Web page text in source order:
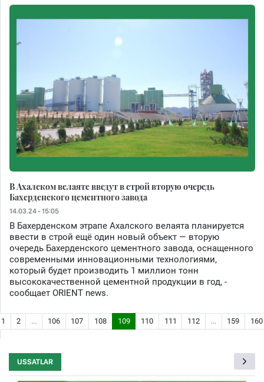
В Ахалском велаяте введут в строй вторую очередь
Бахерденского цементного завода
14.03.24 - 15:05
В Бахерденском этрапе Ахалского велаята планируется
ввести в строй ещё один новый объект — вторую
очередь Бахерденского цементного завода, оснащенного
современными инновационными технологиями,
который будет производить 1 миллион тонн
высококачественной цементной продукции в год, -
сообщает ORIENT news.
1 2 ... 106 107 108 109 110 111 112 ... 159 160
USSATLAR